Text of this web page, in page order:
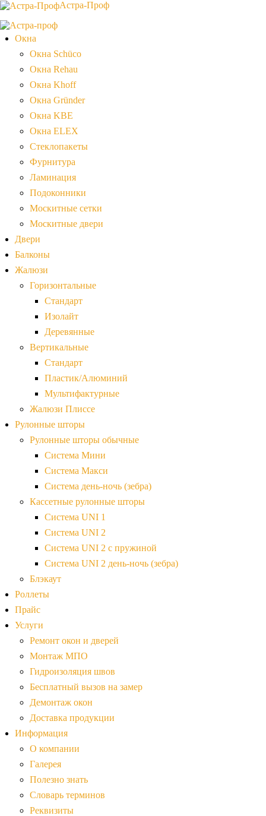
Астра-Проф
Окна
Окна Schüco
Окна Rehau
Окна Khoff
Окна Gründer
Окна KBE
Окна ELEX
Стеклопакеты
Фурнитура
Ламинация
Подоконники
Москитные сетки
Москитные двери
Двери
Балконы
Жалюзи
Горизонтальные
Стандарт
Изолайт
Деревянные
Вертикальные
Стандарт
Пластик/Алюминий
Мультифактурные
Жалюзи Плиссе
Рулонные шторы
Рулонные шторы обычные
Система Мини
Система Макси
Система день-ночь (зебра)
Кассетные рулонные шторы
Система UNI 1
Система UNI 2
Система UNI 2 с пружиной
Система UNI 2 день-ночь (зебра)
Блэкаут
Роллеты
Прайс
Услуги
Ремонт окон и дверей
Монтаж МПО
Гидроизоляция швов
Бесплатный вызов на замер
Демонтаж окон
Доставка продукции
Информация
О компании
Галерея
Полезно знать
Словарь терминов
Реквизиты